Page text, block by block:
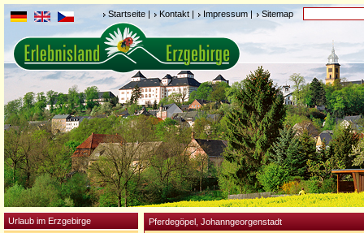
Startseite | Kontakt | Impressum| Sitemap
Urlaub im Erzgebirge
Pferdegöpel, Johanngeorgenstadt